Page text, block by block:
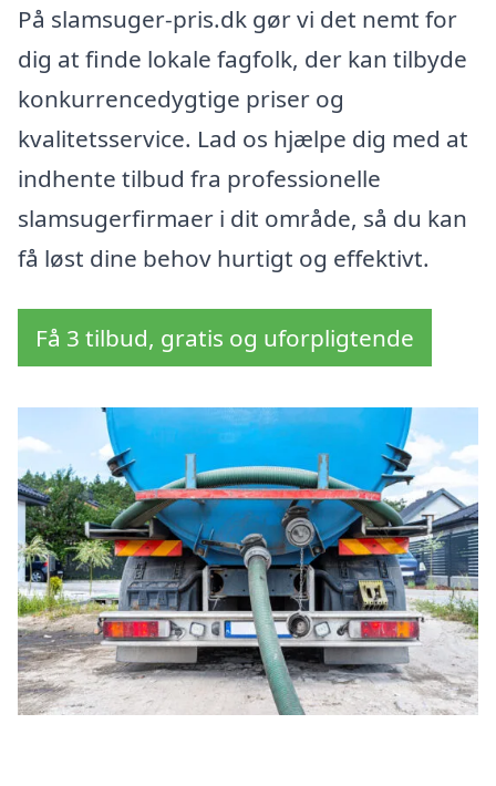
På slamsuger-pris.dk gør vi det nemt for
dig at finde lokale fagfolk, der kan tilbyde
konkurrencedygtige priser og
kvalitetsservice. Lad os hjælpe dig med at
indhente tilbud fra professionelle
slamsugerfirmaer i dit område, så du kan
få løst dine behov hurtigt og effektivt.
Få 3 tilbud, gratis og uforpligtende